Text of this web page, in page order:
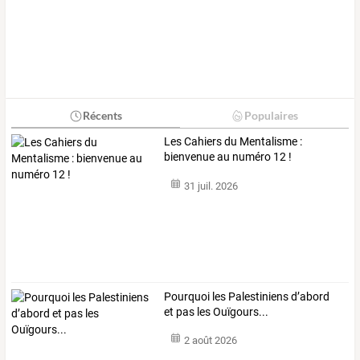
Récents Populaires
Les Cahiers du Mentalisme :
bienvenue au numéro 12 !
31 juil. 2026
Pourquoi les Palestiniens d’abord
et pas les Ouïgours...
2 août 2026